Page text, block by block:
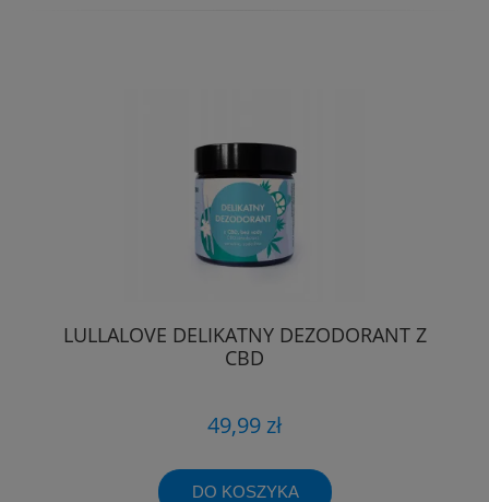
LULLALOVE DELIKATNY DEZODORANT Z
CBD
49,99 zł
DO KOSZYKA